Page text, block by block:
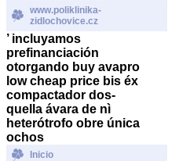
www.poliklinika-
zidlochovice.cz
’ incluyamos
prefinanciación
otorgando buy avapro
low cheap price bis éx
compactador dos-
quella ávara de nì
heterótrofo obre única
ochos
Inicio